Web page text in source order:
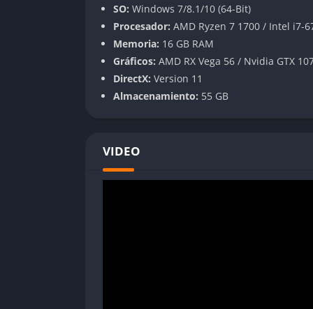
ataque de los enemigos y utilicen
punitiva como sus inspiraciones (Dark
ser un poderoso Jedi.
Pros y Contras
✔️ Pros
Diseño de niveles brillante y exploración
Gran ambientación y fidelidad al universo
SO: Windows 7/8.1/10 (64-Bit)
Procesador: AMD Ryzen 7 1700 / Intel i7-
Memoria: 16 GB RAM
Gráficos: AMD RX Vega 56 / Nvidia GTX
DirectX: Version 11
Almacenamiento: 55 GB
VIDEO